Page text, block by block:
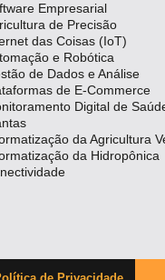
Empresarial
de Precisão
das Coisas (IoT)
e Robótica
de Dados e Análise
de E-Commerce
Digital de
da Agricultura
da Hidropônica